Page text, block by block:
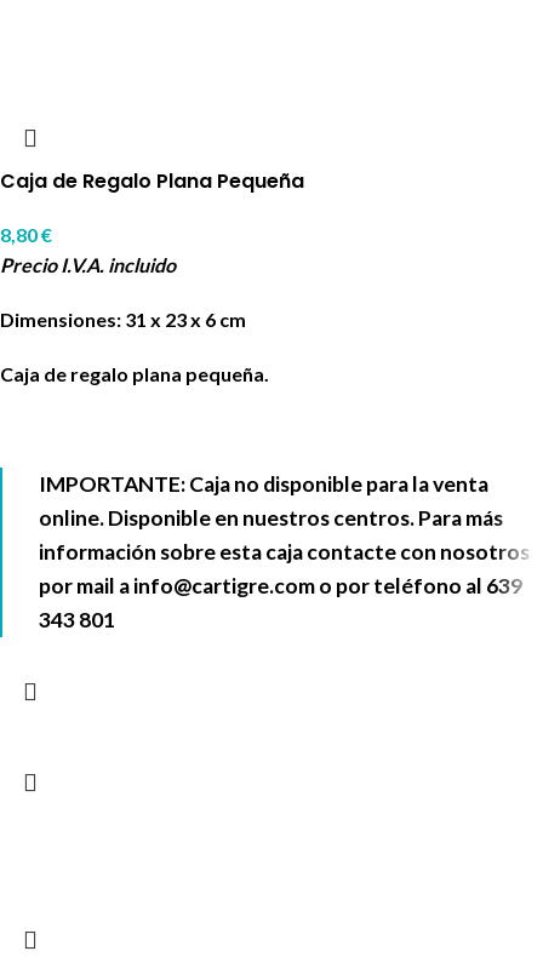
Caja de Regalo Plana Pequeña
8,80€
Precio I.V.A. incluido
Dimensiones: 31 x 23 x 6 cm
Caja de regalo plana pequeña.
IMPORTANTE: Caja no disponible para la venta
online. Disponible en nuestros centros. Para más
información sobre esta caja contacte con nosotros
por mail ainfo@cartigre.como por teléfono al 639
343 801